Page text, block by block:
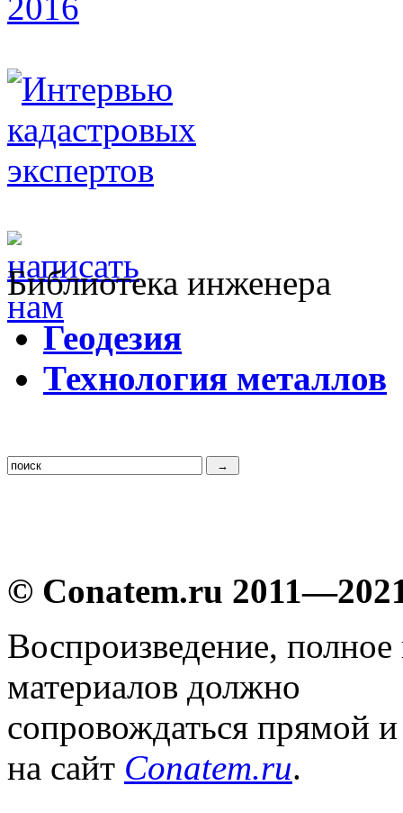
Библиотека инженера
Геодезия
Технология металлов
© Conatem.ru
Воспроизведение,
материалов должно
сопровождаться прямой
на сайт Conatem.ru.